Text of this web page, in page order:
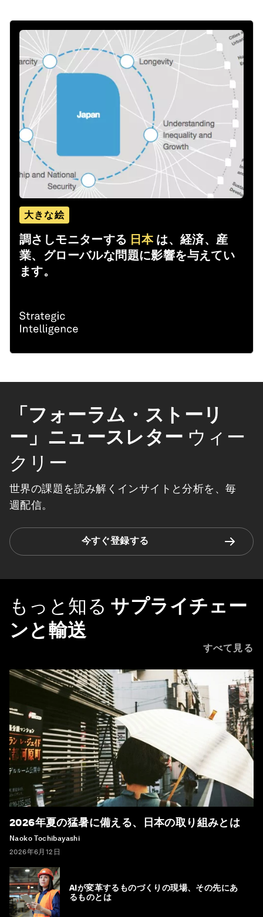
大きな絵
調さしモニターする 日本 は、経済、産
業、グローバルな問題に影響を与えてい
ます。
「フォーラム・ストーリ
ー」ニュースレター ウィー
クリー
世界の課題を読み解くインサイトと分析を、毎
週配信。
今すぐ登録する
もっと知る サプライチェー
ンと輸送
すべて見る
2026年夏の猛暑に備える、日本の取り組みとは
Naoko Tochibayashi
2026年6月12日
AIが変革するものづくりの現場、その先にあ
るものとは